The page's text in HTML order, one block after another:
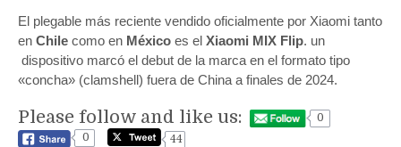
El plegable más reciente vendido oficialmente por Xiaomi tanto
en Chile como en México es el Xiaomi MIX Flip. un
dispositivo marcó el debut de la marca en el formato tipo
«concha» (clamshell) fuera de China a finales de 2024.
Please follow and like us:
0
0
44